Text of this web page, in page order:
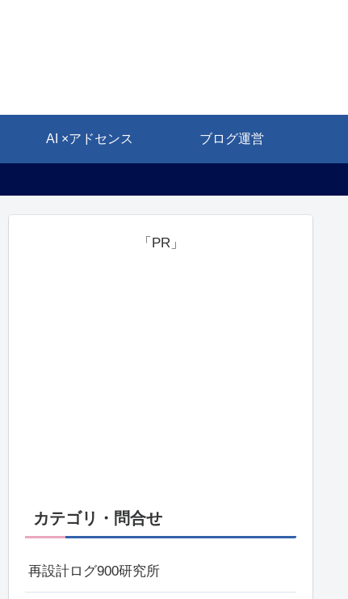
AI ×アドセンス ブログ運営
「PR」
カテゴリ・問合せ
再設計ログ900研究所